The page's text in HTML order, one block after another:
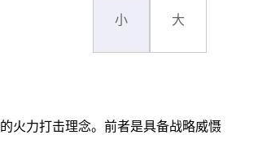
小 大
火力打击理念。前者是具备战略威慑